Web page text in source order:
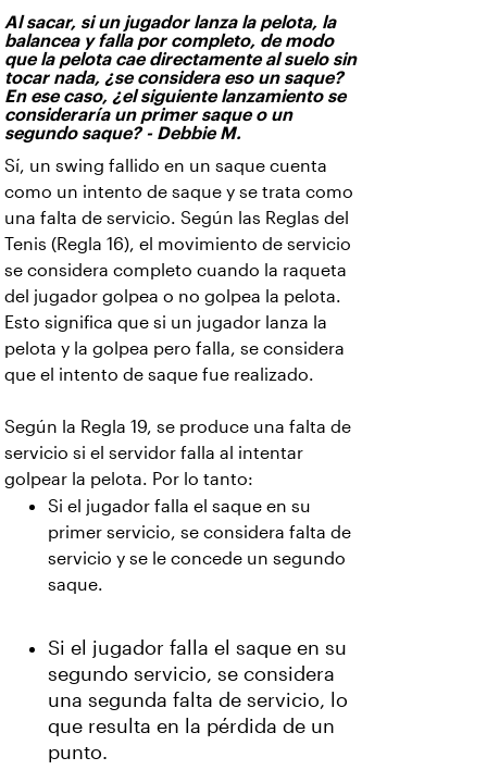
Al sacar, si un jugador lanza la pelota, la
balancea y falla por completo, de modo
que la pelota cae directamente al suelo sin
tocar nada, ¿se considera eso un saque?
En ese caso, ¿el siguiente lanzamiento se
consideraría un primer saque o un
segundo saque? - Debbie M.
Sí, un swing fallido en un saque cuenta
como un intento de saque y se trata como
una falta de servicio. Según las Reglas del
Tenis (Regla 16), el movimiento de servicio
se considera completo cuando la raqueta
del jugador golpea o no golpea la pelota.
Esto significa que si un jugador lanza la
pelota y la golpea pero falla, se considera
que el intento de saque fue realizado.
Según la Regla 19, se produce una falta de
servicio si el servidor falla al intentar
golpear la pelota. Por lo tanto:
Si el jugador falla el saque en su
primer servicio, se considera falta de
servicio y se le concede un segundo
saque.
Si el jugador falla el saque en su
segundo servicio, se considera
una segunda falta de servicio, lo
que resulta en la pérdida de un
punto.